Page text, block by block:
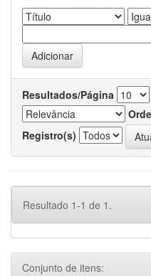
Resultados/Página
Registro(s)
Resultado 1-1 de 1.
Conjunto de itens: